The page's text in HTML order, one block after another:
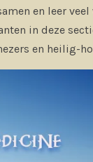
en leer veel
in deze
en heilig-